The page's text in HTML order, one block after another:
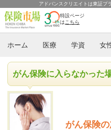
アドバンスクリエイトは東証プ
特設ページ
は こちら
ホーム 医療 学資 女
がん保険に入らなかった
がん保険